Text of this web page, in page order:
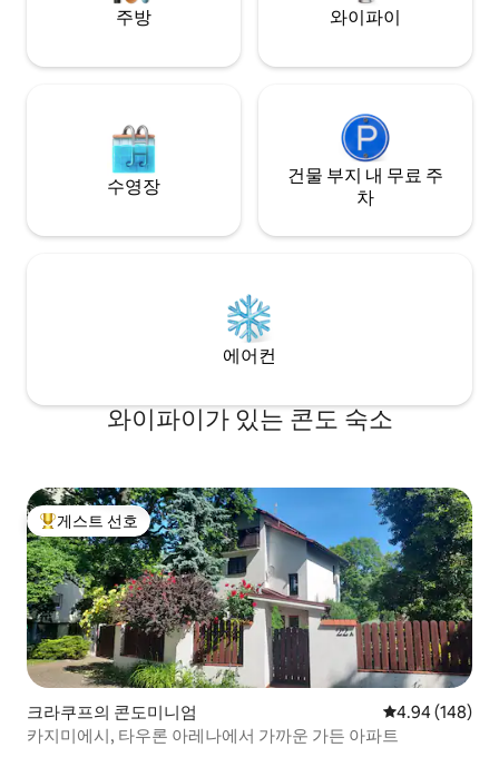
주방 와이파이
수영장
건물 부지 내 무료 주
차
에어컨
와이파이가 있는 콘도 숙소
상위 게스트 선호
게스트 선호
크라쿠프의 콘도미니엄 평점 4.94점(5
4.94 (148)
카지미에시, 타우론 아레나에서 가까운 가든 아파트